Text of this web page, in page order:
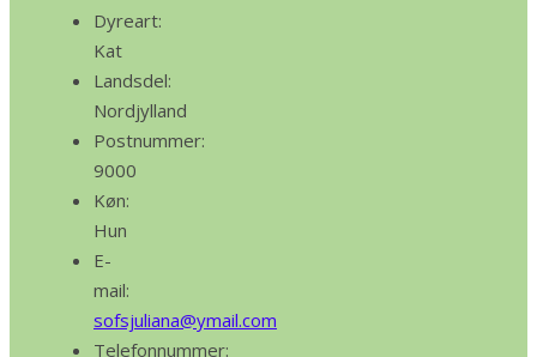
Dyreart:
Kat
Landsdel:
Nordjylland
Postnummer:
9000
Køn:
Hun
E-
mail:
sofsjuliana@ymail.com
Telefonnummer: